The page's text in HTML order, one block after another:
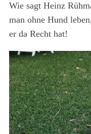
Wie sagt Heinz
man ohne Hund
er da Recht hat!